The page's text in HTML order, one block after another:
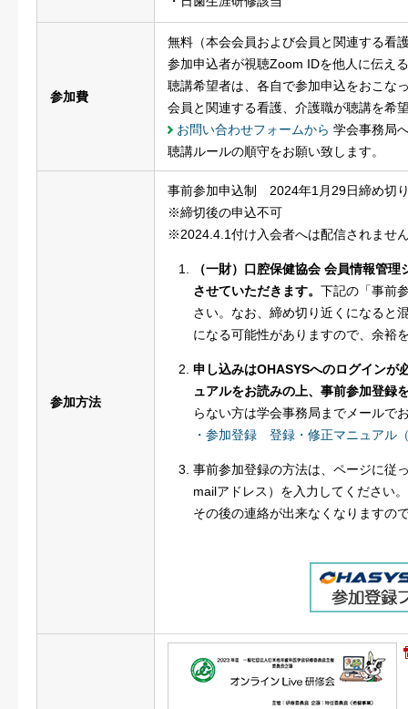
参加費
無料（本会会員および会員と関連する看
参加申込者が視聴Zoom IDを他人に伝え
聴講希望者は、各自で参加申込をおこな
会員と関連する看護、介護職が聴講を希
お問い合わせフォームから 学会事務局
聴講ルールの順守をお願い致します。
参加方法
事前参加申込制 2024年1月29日締め切
※締切後の申込不可
※2024.4.1付け入会者へは配信されませ
（一財）口腔保健協会 会員情報管
させていただきます。 下記の「事前
さい。なお、締め切り近くになると
になる可能性がありますので、余裕
申し込みはOHASYSへのログインが
ュアルをお読みの上、事前参加登録
らない方は学会事務局までメールで
・参加登録 登録・修正マニュアル
事前参加登録の方法は、ページに従
mailアドレス）を入力してください
その後の連絡が出来なくなりますの